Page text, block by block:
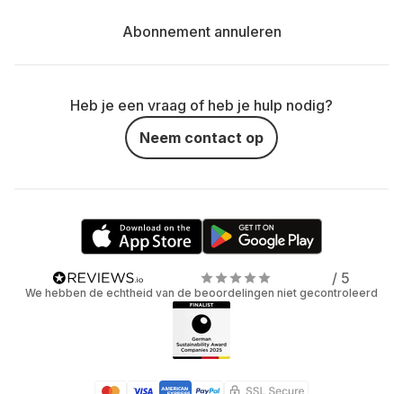
Abonnement annuleren
Heb je een vraag of heb je hulp nodig?
Neem contact op
/ 5
We hebben de echtheid van de beoordelingen niet gecontroleerd